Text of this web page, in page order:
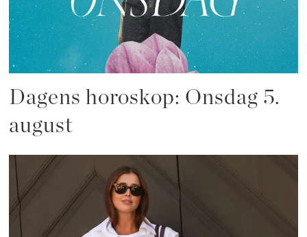
Dagens horoskop: Onsdag 5.
august